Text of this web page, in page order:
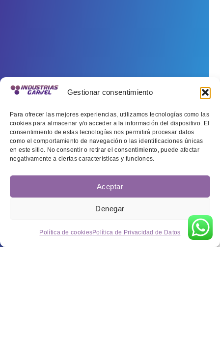
Gestionar consentimiento
Para ofrecer las mejores experiencias, utilizamos tecnologías como las
cookies para almacenar y/o acceder a la información del dispositivo. El
consentimiento de estas tecnologías nos permitirá procesar datos
como el comportamiento de navegación o las identificaciones únicas
en este sitio. No consentir o retirar el consentimiento, puede afectar
negativamente a ciertas características y funciones.
Aceptar
Denegar
Política de cookiesPolítica de Privacidad de Datos